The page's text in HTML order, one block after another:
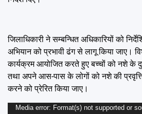
जिलाधिकारी ने सम्बन्धित अधिकारियों को
अभियान को प्रभावी ढंग से लागू किया जाए।
कार्यक्रम आयोजित करते हुए बच्चों को नशे के
तथा अपने आस-पास के लोगों को नशे की
करने को प्रेरित किया जाए।
Video
Media error: Format(s) not supported or